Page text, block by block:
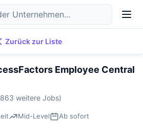
DE
Zurück zur Liste
Employee Central
weitere Jobs)
Mid-Level
Ab sofort